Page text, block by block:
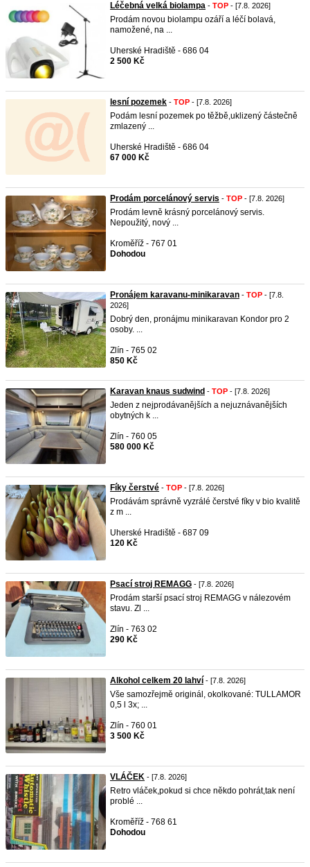
Léčebná velká biolampa - TOP - [7.8. 2026]
Prodám novou biolampu ozáří a léčí bolavá,
namožené, na ...
Uherské Hradiště - 686 04
2 500 Kč
lesní pozemek - TOP - [7.8. 2026]
Podám lesní pozemek po těžbě,uklizený částečně
zmlazený ...
Uherské Hradiště - 686 04
67 000 Kč
Prodám porcelánový servis - TOP - [7.8. 2026]
Prodám levně krásný porcelánový servis.
Nepoužitý, nový ...
Kroměříž - 767 01
Dohodou
Pronájem karavanu-minikaravan - TOP - [7.8.
2026]
Dobrý den, pronájmu minikaravan Kondor pro 2
osoby. ...
Zlín - 765 02
850 Kč
Karavan knaus sudwind - TOP - [7.8. 2026]
Jeden z nejprodávanějších a nejuznávanějších
obytných k ...
Zlín - 760 05
580 000 Kč
Fíky čerstvé - TOP - [7.8. 2026]
Prodávám správně vyzrálé čerstvé fíky v bio kvalitě
z m ...
Uherské Hradiště - 687 09
120 Kč
Psací stroj REMAGG - [7.8. 2026]
Prodám starší psací stroj REMAGG v nálezovém
stavu. Zl ...
Zlín - 763 02
290 Kč
Alkohol celkem 20 lahví - [7.8. 2026]
Vše samozřejmě originál, okolkované: TULLAMOR
0,5 l 3x; ...
Zlín - 760 01
3 500 Kč
VLÁČEK - [7.8. 2026]
Retro vláček,pokud si chce někdo pohrát,tak není
problé ...
Kroměříž - 768 61
Dohodou